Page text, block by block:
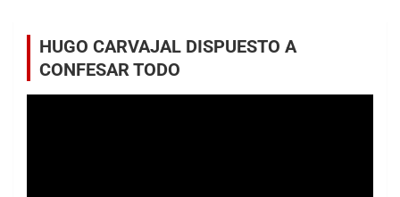
HUGO CARVAJAL DISPUESTO A
CONFESAR TODO